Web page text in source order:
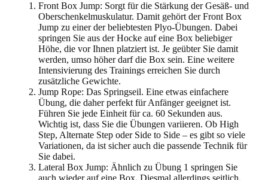
Front Box Jump: Sorgt für die Stärkung der Gesäß- und
Oberschenkelmuskulatur. Damit gehört der Front Box
Jump zu einer der beliebtesten Plyo-Übungen. Dabei
springen Sie aus der Hocke auf eine Box beliebiger
Höhe, die vor Ihnen platziert ist. Je geübter Sie damit
werden, umso höher darf die Box sein. Eine weitere
Intensivierung des Trainings erreichen Sie durch
zusätzliche Gewichte.
Jump Rope: Das Springseil. Eine etwas einfachere
Übung, die daher perfekt für Anfänger geeignet ist.
Führen Sie jede Einheit für ca. 60 Sekunden aus.
Wichtig ist, dass Sie die Übungen variieren. Ob High
Step, Alternate Step oder Side to Side – es gibt so viele
Variationen, da ist sicher auch die passende Technik für
Sie dabei.
Lateral Box Jump: Ähnlich zu Übung 1 springen Sie